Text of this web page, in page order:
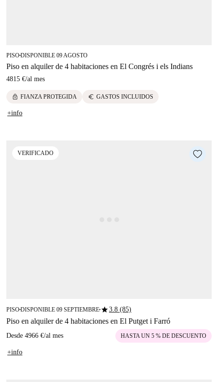
PISO■DISPONIBLE 09 AGOSTO
Piso en alquiler de 4 habitaciones en El Congrés i els Indians
4815 €/al mes
lock FIANZA PROTEGIDA euro GASTOS INCLUIDOS
+info
VERIFICADO
PISO■DISPONIBLE 09 SEPTIEMBRE■star3.8 (85)
Piso en alquiler de 4 habitaciones en El Putget i Farró
Desde 4966 €/al mes HASTA UN 5 % DE DESCUENTO
+info